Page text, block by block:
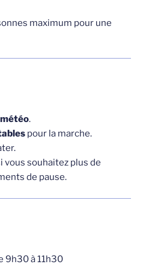
maximum pour une
.
pour la marche.
vous souhaitez plus de
de pause.
9h30 à 11h30